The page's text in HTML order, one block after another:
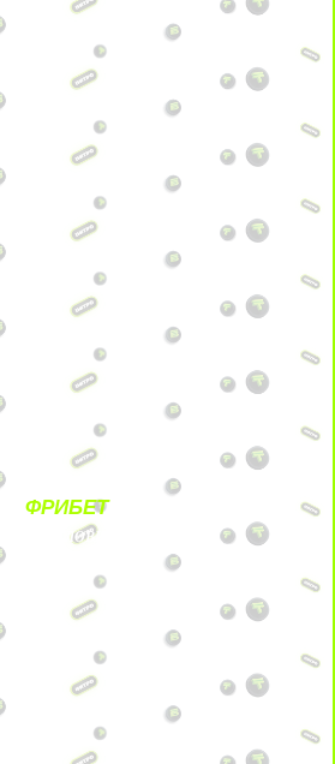
ФРИБЕТ
БЕЗ УСЛОВИЙ